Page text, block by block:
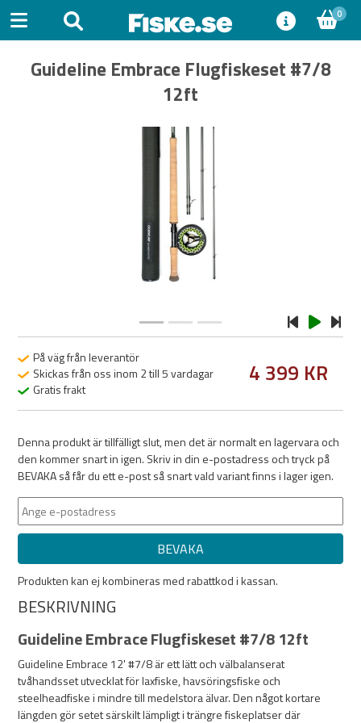
0
Guideline Embrace Flugfiskeset #7/8
12ft
På väg från leverantör
Skickas från oss inom 2 till 5 vardagar
Gratis frakt
4 399 KR
Denna produkt är tillfälligt slut, men det är normalt en lagervara och
den kommer snart in igen. Skriv in din e-postadress och tryck på
BEVAKA så får du ett e-post så snart vald variant finns i lager igen.
BEVAKA
Produkten kan ej kombineras med rabattkod i kassan.
BESKRIVNING
Guideline Embrace Flugfiskeset #7/8 12ft
Guideline Embrace 12' #7/8 är ett lätt och välbalanserat
tvåhandsset utvecklat för laxfiske, havsöringsfiske och
steelheadfiske i mindre till medelstora älvar. Den något kortare
längden gör setet särskilt lämpligt i trängre fiskeplatser där